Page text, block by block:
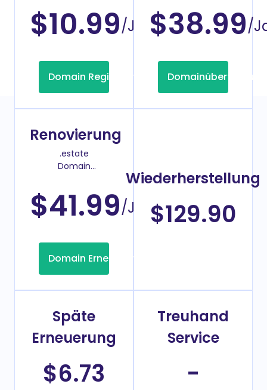
$10.99/Jahr
Domain Registrierung
$38.99/
Domainübertragung
Renovierung
.estate
Domain
$41.99/Jahr
Domain Erneuerung
Wiederherstellung
$129.90
Späte
Erneuerung
$6.73
Treuhand
Service
-